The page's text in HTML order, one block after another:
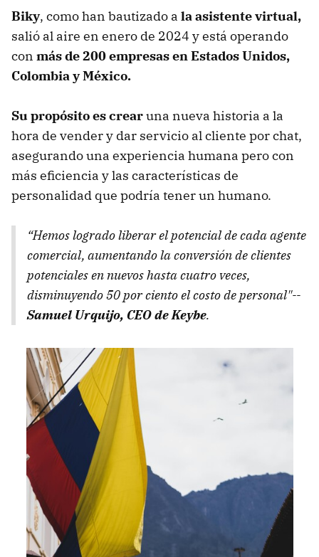
Biky, como han bautizado a la asistente virtual,
salió al aire en enero de 2024 y está operando
con más de 200 empresas en Estados Unidos,
Colombia y México.
Su propósito es crearuna nueva historia a la
hora de vender y dar servicio al cliente por chat,
asegurando una experiencia humana pero con
más eficiencia y las características de
personalidad que podría tener un humano.
“Hemos logrado liberar el potencial de cada agente
comercial, aumentando la conversión de clientes
potenciales en nuevos hasta cuatro veces,
disminuyendo 50 por ciento el costo de personal"--
Samuel Urquijo, CEO de Keybe.